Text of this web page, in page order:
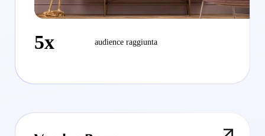
5x audience raggiunta